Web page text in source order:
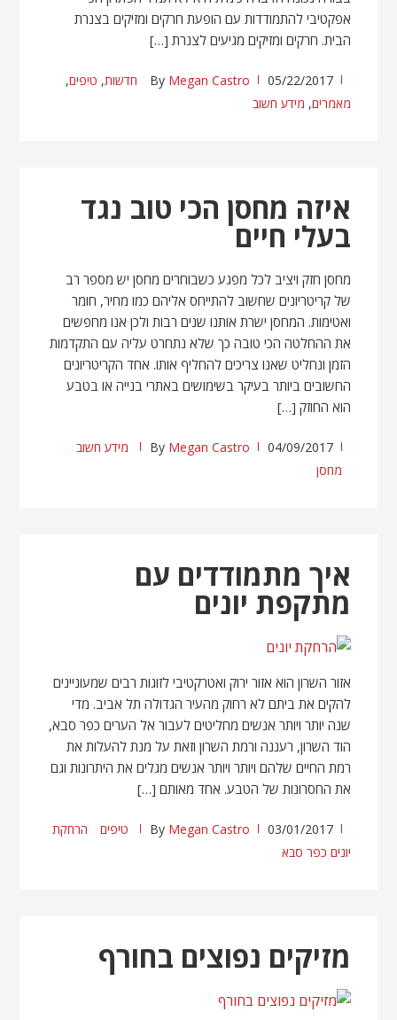
אפקטיבי להתמודדות עם הופעת חרקים ומזיקים בצנרת
הבית. חרקים ומזיקים מגיעים לצנרת […]
05/22/2017
By Megan Castro חדשות, טיפים,
מאמרים, מידע חשוב
איזה מחסן הכי טוב נגד
בעלי חיים
מחסן חזק ויציב לכל מפגע כשבוחרים מחסן יש מספר רב
של קריטריונים שחשוב להתייחס אליהם כמו מחיר, חומר
ואטימות. המחסן ישרת אותנו שנים רבות ולכן אנו מחפשים
את ההחלטה הכי טובה כך שלא נתחרט עליה עם התקדמות
הזמן ונחליט שאנו צריכים להחליף אותו. אחד הקריטריונים
החשובים ביותר בעיקר בשימושים באתרי בנייה או בטבע
הוא החוזק […]
04/09/2017
By Megan Castro
מידע חשוב
מחסן
איך מתמודדים עם
מתקפת יונים
אזור השרון הוא אזור ירוק ואטרקטיבי לזוגות רבים שמעוניינים
להקים את ביתם לא רחוק מהעיר הגדולה תל אביב. מדי
שנה יותר ויותר אנשים מחליטים לעבור אל הערים כפר סבא,
הוד השרון, רעננה ורמת השרון וזאת על מנת להעלות את
רמת החיים שלהם ויותר ויותר אנשים מגלים את היתרונות וגם
את החסרונות של הטבע. אחד מאותם […]
03/01/2017
By Megan Castro טיפים
הרחקת
יונים כפר סבא
מזיקים נפוצים בחורף